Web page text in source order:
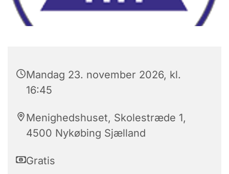
Mandag 23. november 2026, kl.
16:45
Menighedshuset, Skolestræde 1,
4500 Nykøbing Sjælland
Gratis